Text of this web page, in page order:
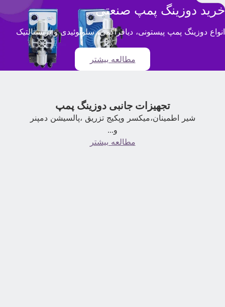
خرید دوزینگ پمپ صنعتی
انواع دوزینگ پمپ پیستونی، دیافراگمی، سلونوئیدی و پریستالتیک
مطالعه بیشتر
تجهیزات جانبی دوزینگ پمپ
شیر اطمینان،میکسر وپکیج تزریق ،پالسیشن دمپنر
و...
مطالعه بیشتر